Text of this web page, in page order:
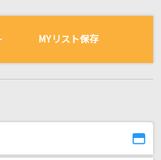
いる曲の一覧
MYリスト保存